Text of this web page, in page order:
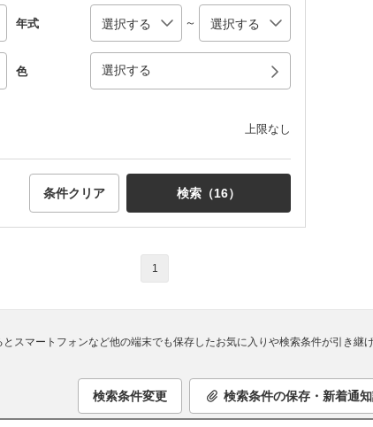
年式 ～
色 選択する
上限なし
条件クリア 検索（16）
1
スマートフォンなど他の端末でも保存したお気に入りや検索条件が引き継げ
検索条件変更 検索条件の保存・新着通